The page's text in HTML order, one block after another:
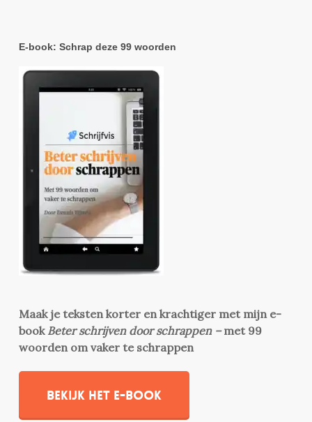
E-book: Schrap deze 99 woorden
Maak je teksten korter en krachtiger met mijn e-
book Beter schrijven door schrappen –met 99
woorden om vaker te schrappen
Bekijk het e-book